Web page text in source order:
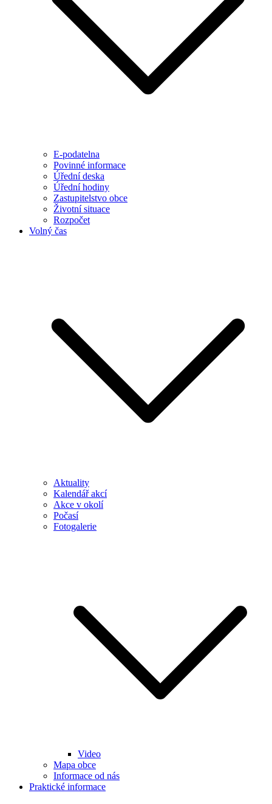
E-podatelna
Povinné informace
Úřední deska
Úřední hodiny
Zastupitelstvo obce
Životní situace
Rozpočet
Volný čas
Aktuality
Kalendář akcí
Akce v okolí
Počasí
Fotogalerie
Video
Mapa obce
Informace od nás
Praktické informace